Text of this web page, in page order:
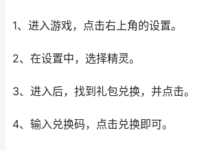
1、进入游戏，点击右上角的设置。
2、在设置中，选择精灵。
3、进入后，找到礼包兑换，并点击。
4、输入兑换码，点击兑换即可。